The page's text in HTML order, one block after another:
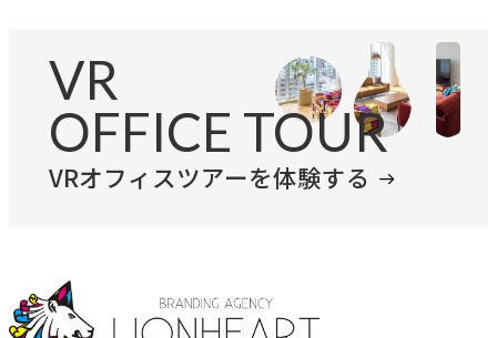
VR
OFFICE TOUR
VRオフィスツアーを体験する